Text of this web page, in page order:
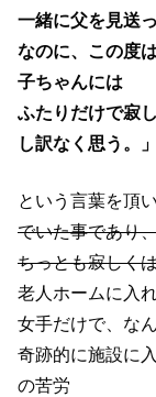
一緒に父を見送
なのに、この度
子ちゃんには
ふたりだけで寂
し訳なく思う。」
という言葉を頂
でいた事であり
ちっとも寂しく
老人ホームに入
女手だけで、な
奇跡的に施設に
の苦労